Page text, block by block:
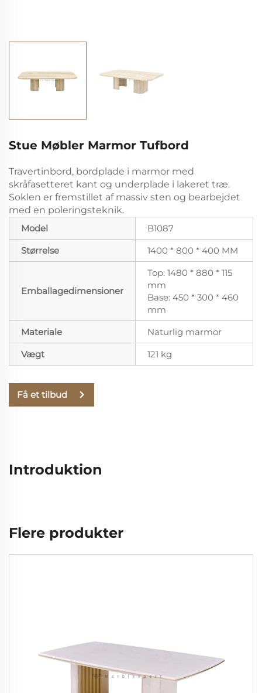
Stue Møbler Marmor Tufbord
Travertinbord, bordplade i marmor med
skråfasetteret kant og underplade i lakeret træ.
Soklen er fremstillet af massiv sten og bearbejdet
med en poleringsteknik.
Model
B1087
Størrelse
1400 * 800 * 400 MM
Emballagedimensioner
Top: 1480 * 880 * 115
mm
Base: 450 * 300 * 460
mm
Materiale
Naturlig marmor
Vægt
121 kg
Få et tilbud
Introduktion
Flere produkter